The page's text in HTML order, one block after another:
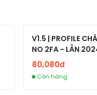
V1.5 | PROFILE
NO 2FA - LẪN
80,080đ
Còn hàng